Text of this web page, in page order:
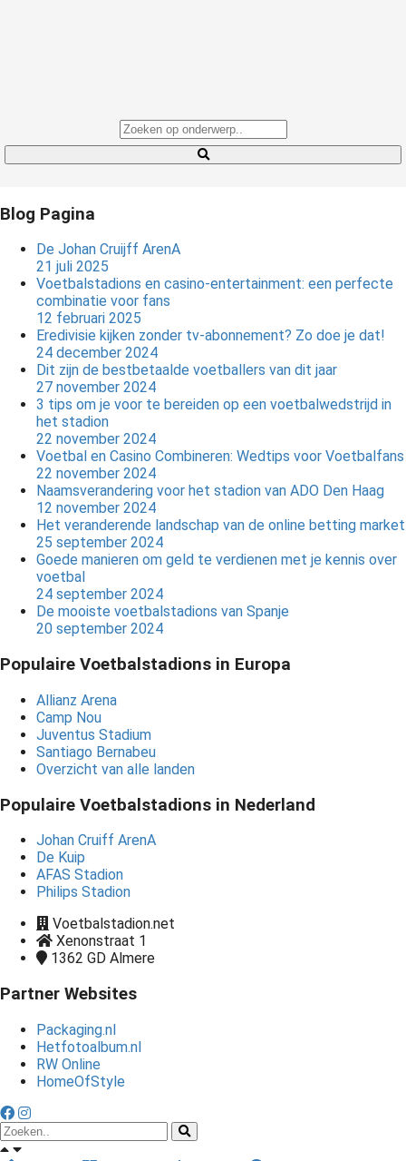
Blog Pagina
De Johan Cruijff ArenA
21 juli 2025
Voetbalstadions en casino-entertainment: een perfecte
combinatie voor fans
12 februari 2025
Eredivisie kijken zonder tv-abonnement? Zo doe je dat!
24 december 2024
Dit zijn de bestbetaalde voetballers van dit jaar
27 november 2024
3 tips om je voor te bereiden op een voetbalwedstrijd in
het stadion
22 november 2024
Voetbal en Casino Combineren: Wedtips voor Voetbalfans
22 november 2024
Naamsverandering voor het stadion van ADO Den Haag
12 november 2024
Het veranderende landschap van de online betting market
25 september 2024
Goede manieren om geld te verdienen met je kennis over
voetbal
24 september 2024
De mooiste voetbalstadions van Spanje
20 september 2024
Populaire Voetbalstadions in Europa
Allianz Arena
Camp Nou
Juventus Stadium
Santiago Bernabeu
Overzicht van alle landen
Populaire Voetbalstadions in Nederland
Johan Cruiff ArenA
De Kuip
AFAS Stadion
Philips Stadion
Voetbalstadion.net
Xenonstraat 1
1362 GD Almere
Partner Websites
Packaging.nl
Hetfotoalbum.nl
RW Online
HomeOfStyle